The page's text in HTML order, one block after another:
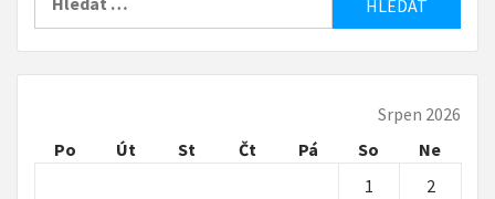
Srpen 2026
Po
Út St Čt Pá So
Ne
1
2